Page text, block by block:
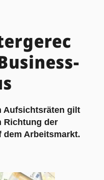
Aufsichtsräten gilt
Richtung der
dem Arbeitsmarkt.